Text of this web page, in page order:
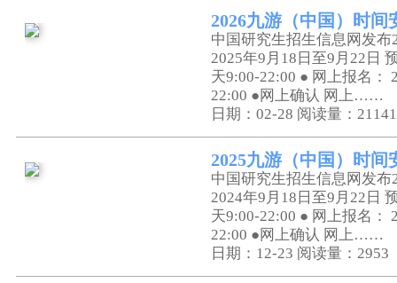
2026九游（中国）时间
中国研究生招生信息网发
2025年9月18日至9月22日
天9:00-22:00 ● 网上报名：
22:00 ●网上确认 网上……
日期：02-28 阅读量：21141
2025九游（中国）时间
中国研究生招生信息网发
2024年9月18日至9月22日
天9:00-22:00 ● 网上报名：
22:00 ●网上确认 网上……
日期：12-23 阅读量：2953